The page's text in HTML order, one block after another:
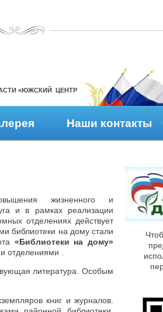
«ЮЖСКИЙ ЦЕНТР
Наши контакты
жизненного и
и в рамках реализации
отделениях действует
библиотеки на дому стали
«Библиотеки на дому»
отделениями .
литература. Особым
книг и журналов.